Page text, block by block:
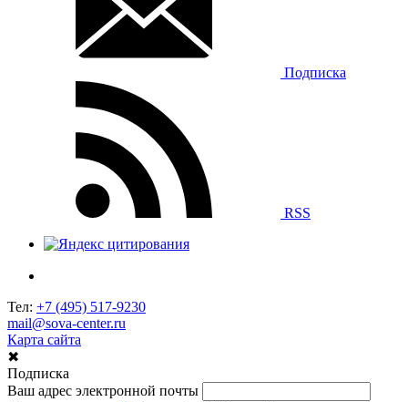
Подписка
RSS
Тел: +7 (495) 517-9230
mail@sova-center.ru
Карта сайта
✖
Подписка
Ваш адрес электронной почты